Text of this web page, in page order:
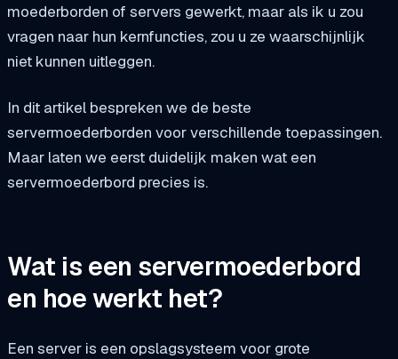
moederborden of servers gewerkt, maar als ik u zou
vragen naar hun kernfuncties, zou u ze waarschijnlijk
niet kunnen uitleggen.
In dit artikel bespreken we de beste
servermoederborden voor verschillende toepassingen.
Maar laten we eerst duidelijk maken wat een
servermoederbord precies is.
Wat is een servermoederbord
en hoe werkt het?
Een server is een opslagsysteem voor grote